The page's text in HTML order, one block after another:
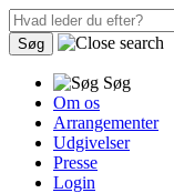
Søg
Søg
Om os
Arrangementer
Udgivelser
Presse
Login